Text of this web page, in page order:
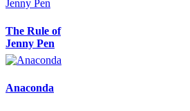
The Rule of
Jenny Pen
Anaconda